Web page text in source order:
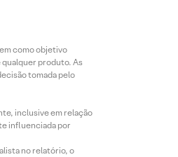
como objetivo
qualquer produto. As
tomada pelo
inclusive em relação
influenciada por
no relatório, o